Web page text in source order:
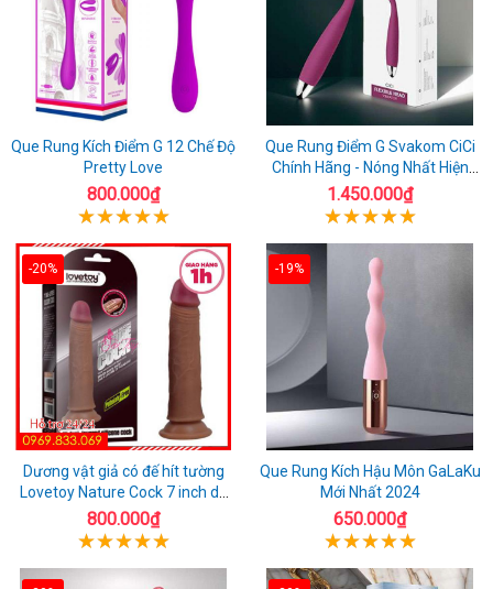
Que Rung Kích Điểm G 12 Chế Độ
Pretty Love
800.000₫
Que Rung Điểm G Svakom CiCi
Chính Hãng - Nóng Nhất Hiện
Nay
1.450.000₫
-20%
Dương vật giả có đế hít tường
Lovetoy Nature Cock 7 inch da
đen
800.000₫
-19%
Que Rung Kích Hậu Môn GaLaKu
Mới Nhất 2024
650.000₫